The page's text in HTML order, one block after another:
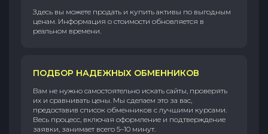
Здесь вы можете продать и купить активы по выгодным
ценам. Информация о стоимости обновляется в
реальном времени.
ПОДБОР НАДЕЖНЫХ ОБМЕННИКОВ
Вам не нужно самостоятельно искать сайты, проверять
их и сравнивать цены. Мы сделаем это за вас,
предоставив список обменников с лучшими курсами.
Весь процесс, включая оформление и подтверждение
заявки, занимает всего 5–10 минут.